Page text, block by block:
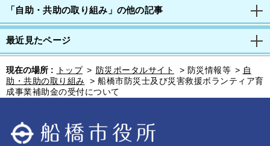
「自助・共助の取り組み」の他の記事
最近見たページ
現在の場所 : トップ > 防災ポータルサイト > 防災情報等 > 自
助・共助の取り組み > 船橋市防災士及び災害救援ボランティア育
成事業補助金の受付について